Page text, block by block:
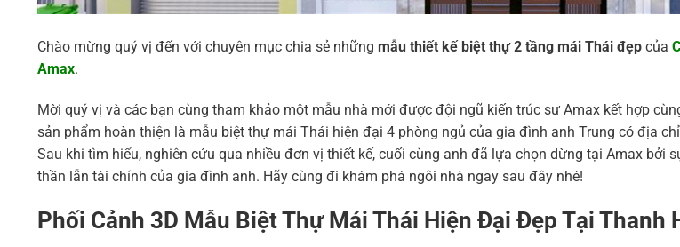
Chào mừng quý vị đến với chuyên mục chia sẻ những mẫu thiết kế biệt thự 2 tầng mái Thái đẹp của
Amax.
Mời quý vị và các bạn cùng tham khảo một mẫu nhà mới được đội ngũ kiến trúc sư Amax kết hợp
sản phẩm hoàn thiện là mẫu biệt thự mái Thái hiện đại 4 phòng ngủ của gia đình anh Trung có địa
Sau khi tìm hiểu, nghiên cứu qua nhiều đơn vị thiết kế, cuối cùng anh đã lựa chọn dừng tại Amax bởi
thần lẫn tài chính của gia đình anh. Hãy cùng đi khám phá ngôi nhà ngay sau đây nhé!
Phối Cảnh 3D Mẫu Biệt Thự Mái Thái Hiện Đại Đẹp Tại Thanh